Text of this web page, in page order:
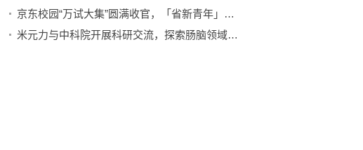
京东校园“万试大集”圆满收官，「省新青年」引爆10校线下体验狂潮
米元力与中科院开展科研交流，探索肠脑领域创新